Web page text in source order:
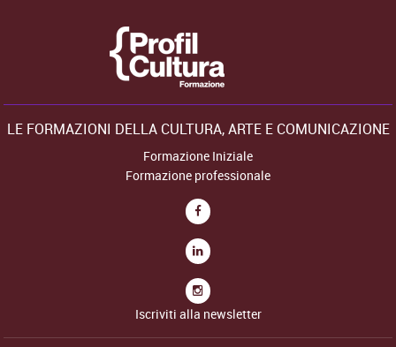
LE FORMAZIONI DELLA CULTURA, ARTE E COMUNICAZIONE
Formazione Iniziale
Formazione professionale
Iscriviti alla newsletter